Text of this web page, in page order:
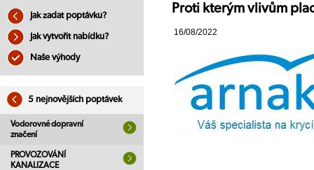
Jak zadat poptávku?
Jak vytvořit nabídku?
Naše výhody
5 nejnovějších poptávek
Vodorovné dopravní
značení
PROVOZOVÁNÍ
KANALIZACE
Proti kterým vlivům
16/08/2022